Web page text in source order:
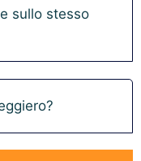
sullo stesso